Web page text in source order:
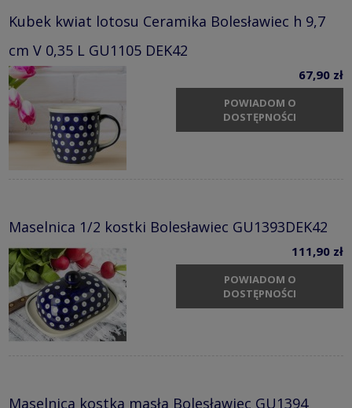
Kubek kwiat lotosu Ceramika Bolesławiec h 9,7
cm V 0,35 L GU1105 DEK42
67,90 zł
POWIADOM O
DOSTĘPNOŚCI
Maselnica 1/2 kostki Bolesławiec GU1393DEK42
111,90 zł
POWIADOM O
DOSTĘPNOŚCI
Maselnica kostka masła Bolesławiec GU1394